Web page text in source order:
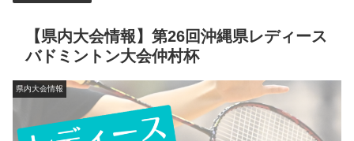
【県内大会情報】第26回沖縄県レディース
バドミントン大会仲村杯
県内大会情報